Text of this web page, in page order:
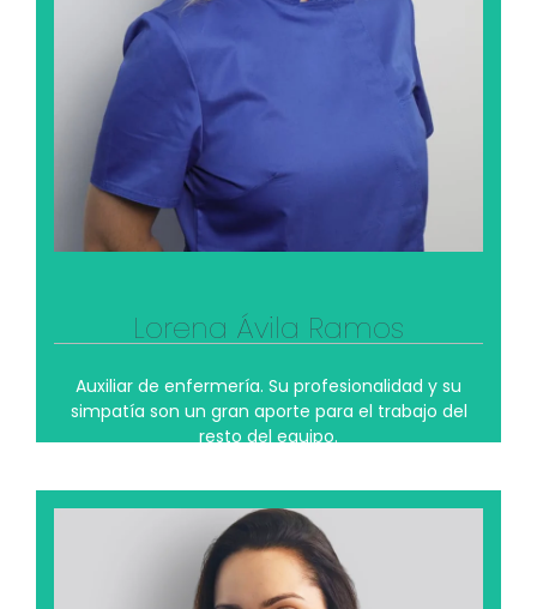
Lorena Ávila Ramos
Auxiliar de enfermería. Su profesionalidad y su
simpatía son un gran aporte para el trabajo del
resto del equipo.
Aunque siempre ha querido dedicarse a su
profesión actual, también le hubiera gustado ser
una estrella de la canción. Quizás en sus paseos
por las playas del Mediterráneo le influyó el
duende de Nino Bravo. Estamos seguros de que lo
hubiera logrado porque con un optimismo como
el suyo, se consigue todo.
Ver su perfil profesional